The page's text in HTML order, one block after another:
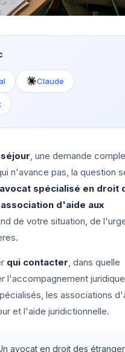
Claude
, une demande
n'avance pas, la question
avocat spécialisé en droit
association d'aide aux
de votre situation, de
qui contacter, dans quelle
l'accompagnement
les associations
et l'aide juridictionnelle.
avocat en droit des